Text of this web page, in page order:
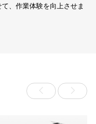
、作業体験を向上させま